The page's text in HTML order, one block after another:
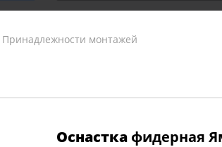
Принадлежности монтажей
Оснастка фидерная